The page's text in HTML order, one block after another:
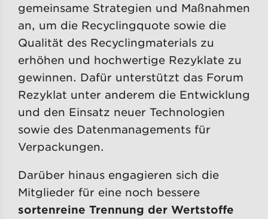
gemeinsame Strategien und Maßnahmen
an, um die Recyclingquote sowie die
Qualität des Recyclingmaterials zu
erhöhen und hochwertige Rezyklate zu
gewinnen. Dafür unterstützt das Forum
Rezyklat unter anderem die Entwicklung
und den Einsatz neuer Technologien
sowie des Datenmanagements für
Verpackungen.
Darüber hinaus engagieren sich die
Mitglieder für eine noch bessere
sortenreine Trennung der Wertstoffe